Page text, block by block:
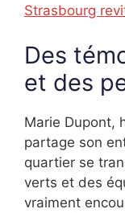
Strasbourg
Des
et des
Marie Dupont,
partage son
quartier se
verts et des
vraiment